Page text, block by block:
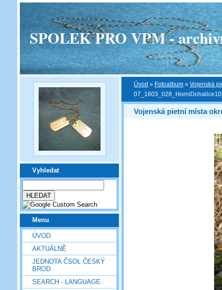
SPOLEK PRO VPM -
Vyhledat
Menu
ÚVOD
AKTUÁLNĚ
JEDNOTA ČSOL ČESKÝ
BROD
SEARCH - LANGUAGE
Úvod » Fotoalbum » Vojenská
Vojenská pietní místa